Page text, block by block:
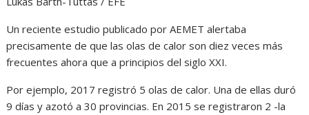
Un reciente estudio publicado por AEMET alertaba
precisamente de que las olas de calor son diez veces más
frecuentes ahora que a principios del siglo XXI.
Por ejemplo, 2017 registró 5 olas de calor. Una de ellas duró
9 días y azotó a 30 provincias. En 2015 se registraron 2 -la